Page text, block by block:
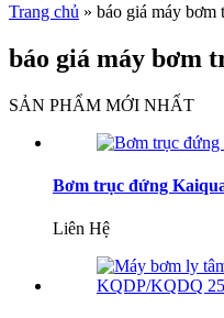
Trang chủ » báo giá máy bơm
báo giá máy bơm
SẢN PHẨM MỚI NHẤT
Bơm trục đứng
Liên Hệ